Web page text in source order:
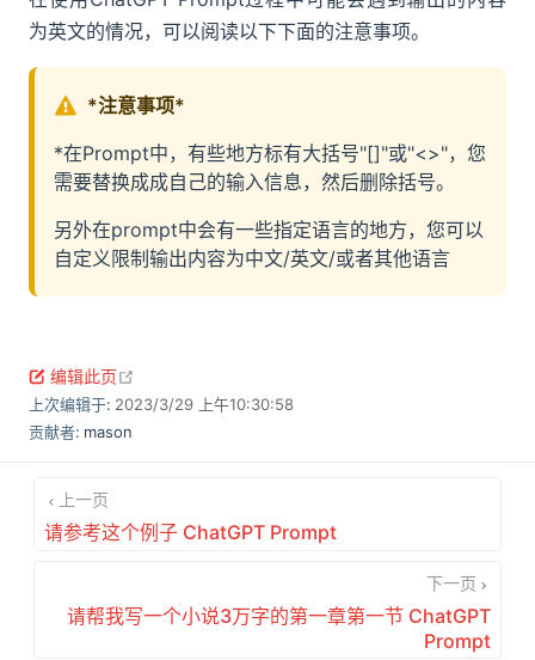
为英文的情况，可以阅读以下下面的注意事项。
*注意事项*
*在Prompt中，有些地方标有大括号"[]"或"<>"，您
需要替换成成自己的输入信息，然后删除括号。
另外在prompt中会有一些指定语言的地方，您可以
自定义限制输出内容为中文/英文/或者其他语言
编辑此页
上次编辑于: 2023/3/29 上午10:30:58
贡献者: mason
上一页
请参考这个例子 ChatGPT Prompt
下一页
请帮我写一个小说3万字的第一章第一节 ChatGPT
Prompt